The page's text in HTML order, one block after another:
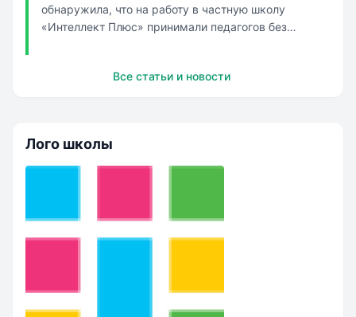
обнаружила, что на работу в частную школу
«Интеллект Плюс» принимали педагогов без
привлекли директора образовательной
Все статьи и новости
Лого школы